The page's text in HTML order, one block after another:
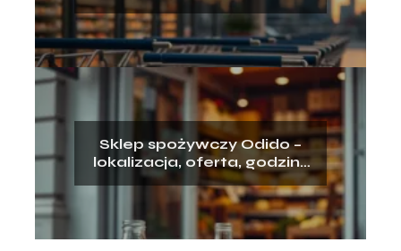
Sklep spożywczy Odido –
lokalizacja, oferta, godziny
otwarcia